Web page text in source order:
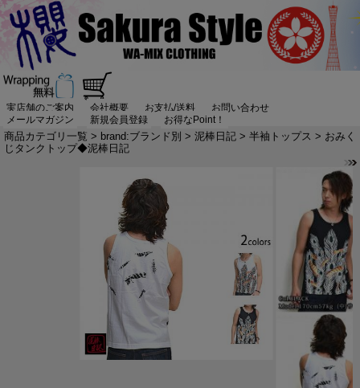
実店舗のご案内 会社概要 お支払/送料
お問い合わせ
メールマガジン
新規会員登録 お得なPoint！
商品カテゴリ一覧 > brand:ブランド別 > 泥棒日記 > 半袖トップス > おみく
じタンクトップ◆泥棒日記